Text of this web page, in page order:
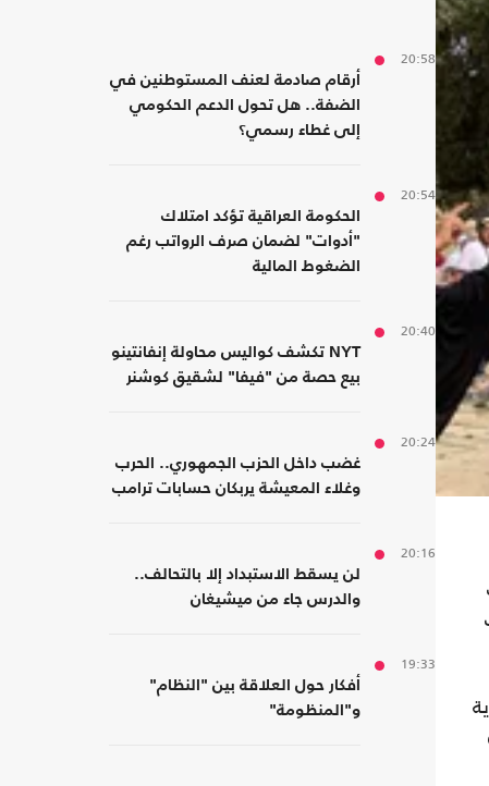
20:58
أرقام صادمة لعنف المستوطنين في
الضفة.. هل تحول الدعم الحكومي
إلى غطاء رسمي؟
20:54
الحكومة العراقية تؤكد امتلاك
"أدوات" لضمان صرف الرواتب رغم
الضغوط المالية
20:40
NYT تكشف كواليس محاولة إنفانتينو
بيع حصة من "فيفا" لشقيق كوشنر
20:24
غضب داخل الحزب الجمهوري.. الحرب
وغلاء المعيشة يربكان حسابات ترامب
20:16
لن يسقط الاستبداد إلا بالتحالف..
والدرس جاء من ميشيغان
19:33
أفكار حول العلاقة بين "النظام"
و"المنظومة"